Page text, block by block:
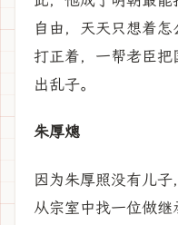
自由，天天只想着
打正着，一帮老臣
出乱子。
朱厚熜
因为朱厚照没有儿
从宗室中找一位做